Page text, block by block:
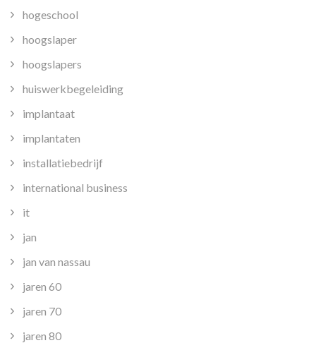
hogeschool
hoogslaper
hoogslapers
huiswerkbegeleiding
implantaat
implantaten
installatiebedrijf
international business
it
jan
jan van nassau
jaren 60
jaren 70
jaren 80